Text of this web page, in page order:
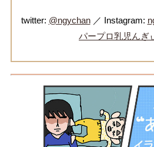
twitter: @ngychan／ Instagram:
パープロ乳児んぎ